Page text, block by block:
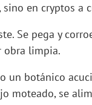
sino en cryptos a
Se pega y
obra limpia.
un botánico
moteado, se